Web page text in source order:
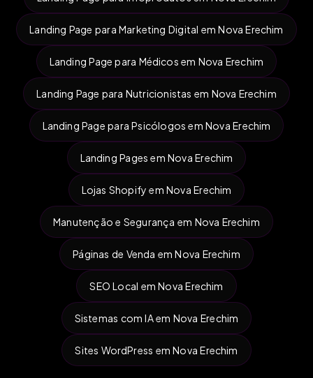
Landing Page para Marketing Digital em Nova Erechim
Landing Page para Médicos em Nova Erechim
Landing Page para Nutricionistas em Nova Erechim
Landing Page para Psicólogos em Nova Erechim
Landing Pages em Nova Erechim
Lojas Shopify em Nova Erechim
Manutenção e Segurança em Nova Erechim
Páginas de Venda em Nova Erechim
SEO Local em Nova Erechim
Sistemas com IA em Nova Erechim
Sites WordPress em Nova Erechim